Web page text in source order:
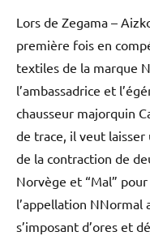
Lors de Zegama –
première fois en
textiles de la marque
l’ambassadrice et
chausseur majorquin
de trace, il veut laisser
de la contraction de
Norvège et “Mal”
l’appellation NNormal
s’imposant d’ores et